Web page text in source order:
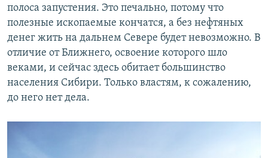
полоса запустения. Это печально, потому что
полезные ископаемые кончатся, а без нефтяных
денег жить на дальнем Севере будет невозможно. В
отличие от Ближнего, освоение которого шло
веками, и сейчас здесь обитает большинство
населения Сибири. Только властям, к сожалению,
до него нет дела.